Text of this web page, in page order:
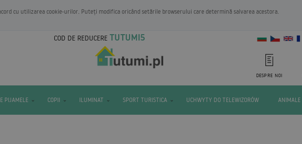
cu utilizarea cookie-urilor. Puteți modifica oricând setările browserului care determină salvarea acestora.
COD DE REDUCERE TUTUMI5
DESPRE NOI
PIJAMELE COPII ILUMINAT SPORT TURISTICA UCHWYTY DO TELEWIZORÓW ANIMALE